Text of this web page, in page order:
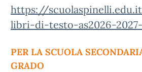
https://
libri-di-testo-as2026-
PER LA SCUOLA
GRADO